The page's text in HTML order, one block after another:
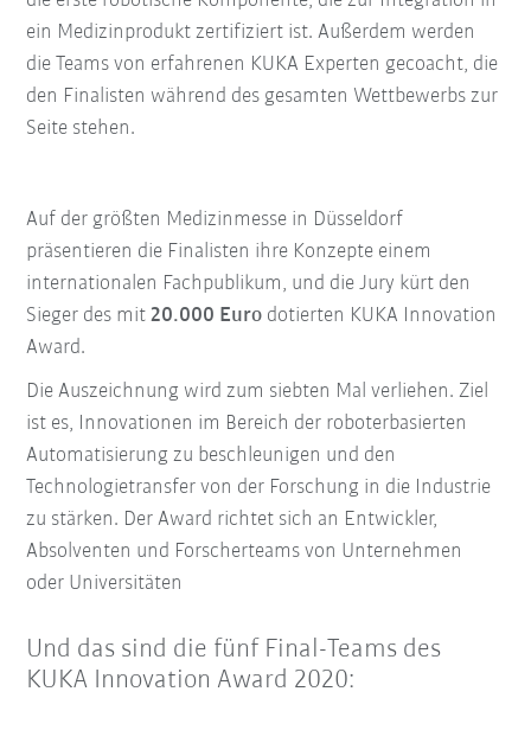
ein Medizinprodukt zertifiziert ist. Außerdem werden
die Teams von erfahrenen KUKA Experten gecoacht, die
den Finalisten während des gesamten Wettbewerbs zur
Seite stehen.
Auf der größten Medizinmesse in Düsseldorf
präsentieren die Finalisten ihre Konzepte einem
internationalen Fachpublikum, und die Jury kürt den
Sieger des mit20.000 Euro dotierten KUKA Innovation
Award.
Die Auszeichnung wird zum siebten Mal verliehen. Ziel
ist es, Innovationen im Bereich der roboterbasierten
Automatisierung zu beschleunigen und den
Technologietransfer von der Forschung in die Industrie
zu stärken. Der Award richtet sich an Entwickler,
Absolventen und Forscherteams von Unternehmen
oder Universitäten
Und das sind die fünf Final-Teams des
KUKA Innovation Award 2020: